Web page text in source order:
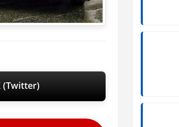
(Twitter)